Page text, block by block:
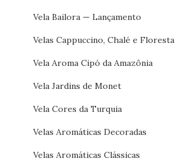
Vela Bailora — Lançamento
Velas Cappuccino, Chalé e Floresta
Vela Aroma Cipó da Amazônia
Vela Jardins de Monet
Vela Cores da Turquia
Velas Aromáticas Decoradas
Velas Aromáticas Clássicas